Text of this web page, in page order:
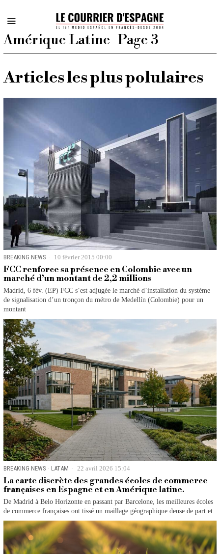
Amérique Latine- Page 3
Articles les plus polulaires
BREAKING NEWS 10 février 2015 00:00
FCC renforce sa présence en Colombie avec un
marché d’un montant de 2,2 millions
Madrid, 6 fév. (EP) FCC s’est adjugée le marché d’installation du système
de signalisation d’un tronçon du métro de Medellín (Colombie) pour un
montant
BREAKING NEWS · LATAM 22 avril 2026 15:04
La carte discrète des grandes écoles de commerce
françaises en Espagne et en Amérique latine.
De Madrid à Belo Horizonte en passant par Barcelone, les meilleures écoles
de commerce françaises ont tissé un maillage géographique dense de part et